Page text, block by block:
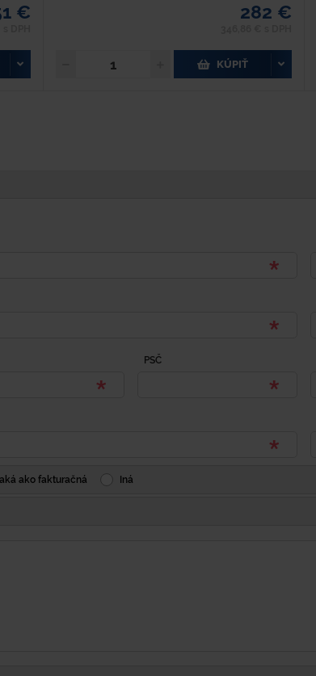
€ 282 €
KÚPIŤ
PSČ
ako fakturačná Iná